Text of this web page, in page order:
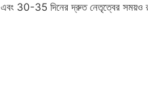
এবং 30-35 দিনের দ্রুত নেতৃত্বের সময়ও